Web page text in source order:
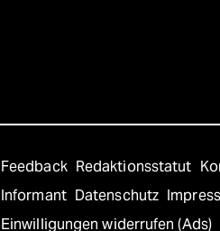
Feedback Redaktionsstatut
Informant Datenschutz
Einwilligungen widerrufen (Ads)